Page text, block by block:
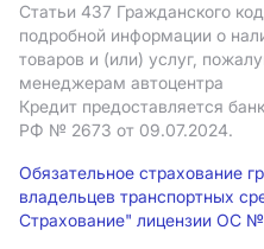
Статьи 437 Гражданского
подробной информации о
товаров и (или) услуг,
менеджерам автоцентра
Кредит предоставляется
РФ № 2673 от 09.07.2024.
Обязательное страхование
владельцев транспортных
Страхование" лицензии ОС №